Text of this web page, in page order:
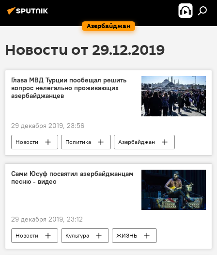
Азербайджан
Новости от 29.12.2019
Глава МВД Турции пообещал решить
вопрос нелегально проживающих
азербайджанцев
29 декабря 2019, 23:56
Новости Политика
Азербайджан
Новости мира
Сами Юсуф посвятил азербайджанцам
песню - видео
29 декабря 2019, 23:12
Новости Культура
ЖИЗНЬ
Азербайджан